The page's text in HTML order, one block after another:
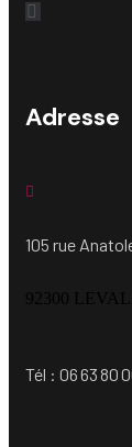
Adresse
105 rue
92300
Tél : 06 63 80